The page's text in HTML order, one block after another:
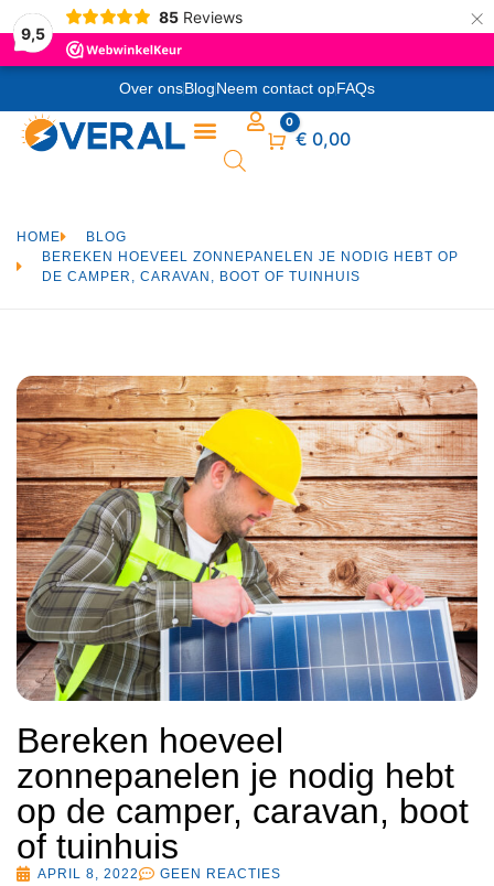
9,5
85 Reviews ×
Over onsBlogNeem contact opFAQs
Winkelwagen
0
€ 0,00
HOME
BLOG
BEREKEN HOEVEEL ZONNEPANELEN JE NODIG HEBT OP
DE CAMPER, CARAVAN, BOOT OF TUINHUIS
Bereken hoeveel
zonnepanelen je nodig hebt
op de camper, caravan, boot
of tuinhuis
APRIL 8, 2022 GEEN REACTIES